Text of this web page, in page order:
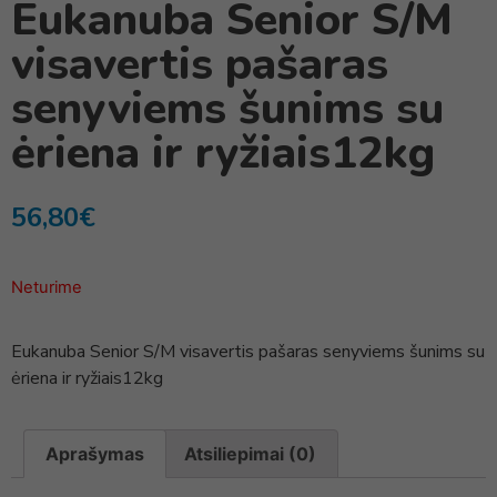
Eukanuba Senior S/M
visavertis pašaras
senyviems šunims su
ėriena ir ryžiais12kg
56,80€
Neturime
Eukanuba Senior S/M visavertis pašaras senyviems šunims su
ėriena ir ryžiais12kg
Aprašymas Atsiliepimai (0)